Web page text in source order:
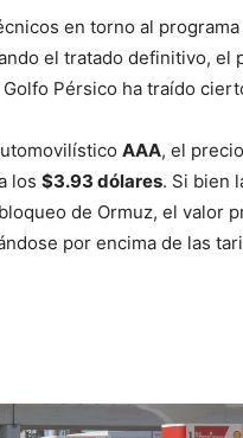
en torno al
el tratado definitivo, el
Pérsico ha traído
AAA, el
los $3.93 dólares. Si bien
de Ormuz, el valor
por encima de las